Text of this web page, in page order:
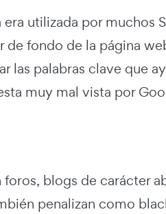
utilizada por muchos
fondo de la página
las palabras clave que
muy mal vista por
foros, blogs de carácter
penalizan como